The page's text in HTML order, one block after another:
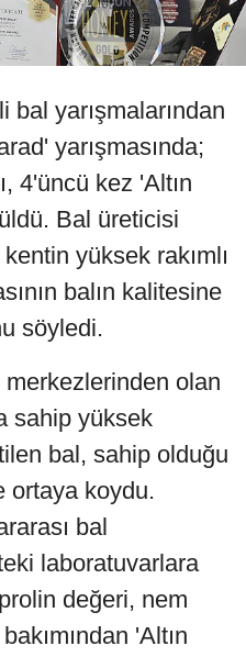
yarışmalarından
yarışmasında;
4'üncü kez 'Altın
Bal üreticisi
yüksek rakımlı
balın kalitesine
söyledi.
olan
sahip yüksek
bal, sahip olduğu
ortaya koydu.
bal
laboratuvarlara
değeri, nem
'Altın